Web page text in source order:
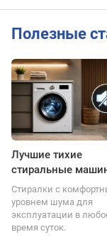
Полезные
Лучшие тихие
стиральные
Стиралки с
уровнем шума для
эксплуатации в
время суток.